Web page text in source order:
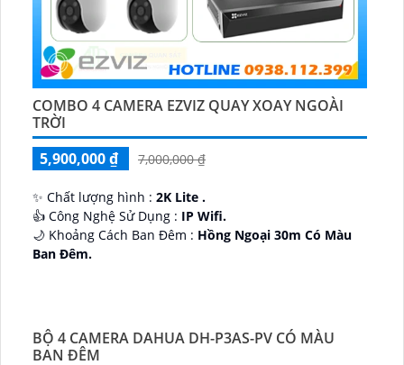
COMBO 4 CAMERA EZVIZ QUAY XOAY NGOÀI
TRỜI
5,900,000 ₫
7,000,000 ₫
✨ Chất lượng hình : 2K Lite .
👍 Công Nghệ Sử Dụng : IP Wifi.
🌙 Khoảng Cách Ban Đêm : Hồng Ngoại 30m Có Màu
Ban Ðêm.
BỘ 4 CAMERA DAHUA DH-P3AS-PV CÓ MÀU
BAN ĐÊM